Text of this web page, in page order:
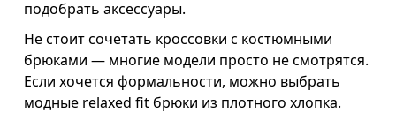
подобрать аксессуары.
Не стоит сочетать кроссовки с костюмными
брюками — многие модели просто не смотрятся.
Если хочется формальности, можно выбрать
модные relaxed fit брюки из плотного хлопка.